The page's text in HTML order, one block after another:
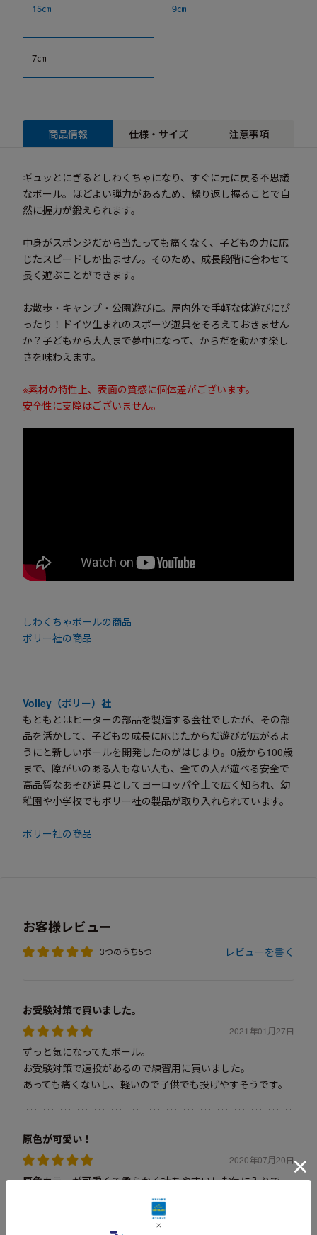
15㎝ 9㎝
7㎝
商品情報 仕様・サイズ 注意事項
ギュッとにぎるとしわくちゃになり、すぐに元に戻る不思議
なボール。ほどよい弾力があるため、繰り返し握ることで自
然に握力が鍛えられます。
中身がスポンジだから当たっても痛くなく、子どもの力に応
じたスピードしか出ません。そのため、成長段階に合わせて
長く遊ぶことができます。
お散歩・キャンプ・公園遊びに。屋内外で手軽な体遊びにぴ
ったり！ドイツ生まれのスポーツ遊具をそろえておきません
か？子どもから大人まで夢中になって、からだを動かす楽し
さを味わえます。
※素材の特性上、表面の質感に個体差がございます。
安全性に支障はございません。
しわくちゃボールの商品
ボリー社の商品
Volley（ボリー）社
もともとはヒーターの部品を製造する会社でしたが、その部
品を活かして、子どもの成長に応じたからだ遊びが広がるよ
うにと新しいボールを開発したのがはじまり。0歳から100歳
まで、障がいのある人もない人も、全ての人が遊べる安全で
高品質なあそび道具としてヨーロッパ全土で広く知られ、幼
稚園や小学校でもボリー社の製品が取り入れられています。
ボリー社の商品
お客様レビュー
3つのうち5つ レビューを書く
お受験対策で買いました。
2021年01月27日
ずっと気になってたボール。
お受験対策で遠投があるので練習用に買いました。
あっても痛くないし、軽いので子供でも投げやすそうです。
原色が可愛い！
2020年07月20日
原色カラーが可愛くて柔らかく持ちやすいしお気に入りで